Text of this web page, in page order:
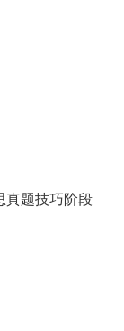
真题技巧阶段